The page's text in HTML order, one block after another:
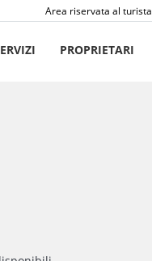
Area riservata al turista
PROPRIETARI